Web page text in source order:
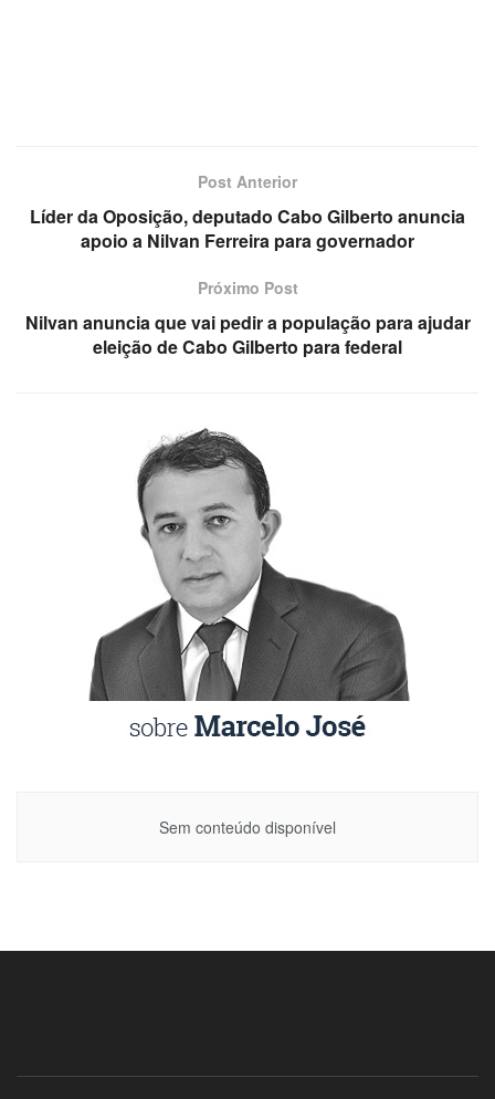
Post Anterior
Líder da Oposição, deputado Cabo Gilberto anuncia
apoio a Nilvan Ferreira para governador
Próximo Post
Nilvan anuncia que vai pedir a população para ajudar
eleição de Cabo Gilberto para federal
Sem conteúdo disponível